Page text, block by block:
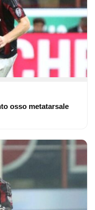
osso metatarsale